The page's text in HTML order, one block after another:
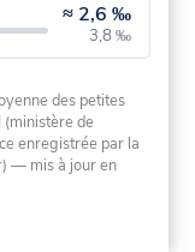
≈ 2,6 ‰
3,8 ‰
des petites
(ministère de
enregistrée par la
— mis à jour en